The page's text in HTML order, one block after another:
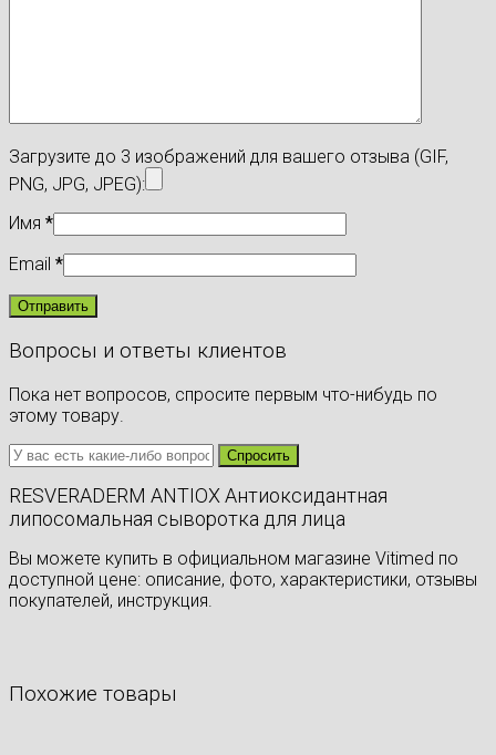
Загрузите до 3 изображений для вашего отзыва (GIF,
PNG, JPG, JPEG):
Имя *
Email *
Вопросы и ответы клиентов
Пока нет вопросов, спросите первым что-нибудь по
этому товару.
RESVERADERM ANTIOX Антиоксидантная
липосомальная сыворотка для лица
Вы можете купить в официальном магазине Vitimed по
доступной цене: описание, фото, характеристики, отзывы
покупателей, инструкция.
Похожие товары